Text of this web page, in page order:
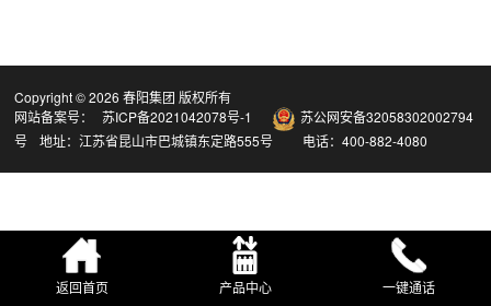
Copyright ©2026 春阳集团 版权所有
网站备案号：
苏ICP备2021042078号-1
苏公网安备32058302002794
号
地址：江苏省昆山市巴城镇东定路555号 电话：400-882-4080
返回首页 产品中心 一键通话